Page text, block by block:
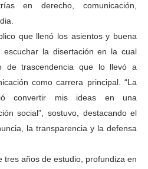
en derecho, comunicación,
que llenó los asientos y buena
la disertación en la cual
de trascendencia que lo llevó a
como carrera principal. “La
convertir mis ideas en una
social”, sostuvo, destacando el
la transparencia y la defensa
tres años de estudio, profundiza en